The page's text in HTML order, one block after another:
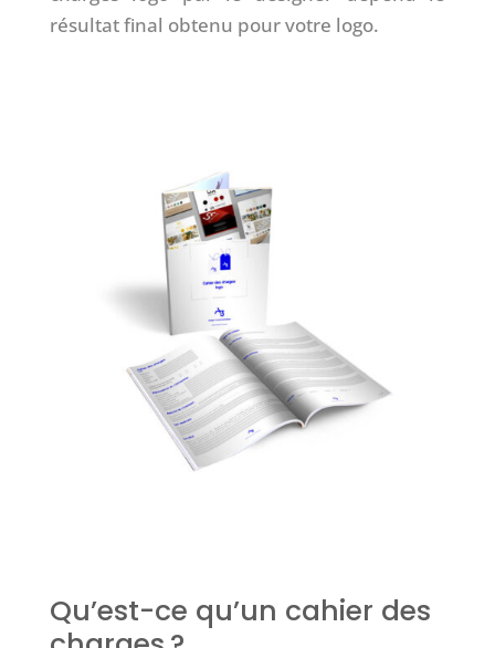
résultat final obtenu pour votre logo.
Qu’est-ce qu’un cahier des